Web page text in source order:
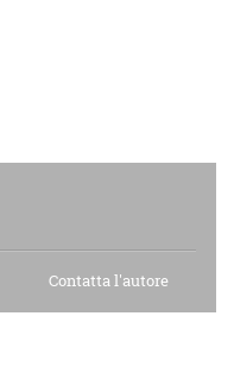
Contatta l'autore